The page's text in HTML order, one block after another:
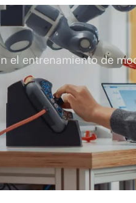
el entrenamiento de